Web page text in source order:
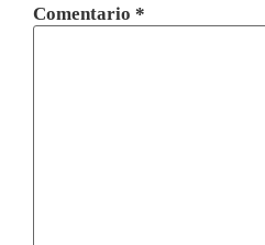
Comentario *